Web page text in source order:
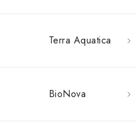
Terra Aquatica
BioNova